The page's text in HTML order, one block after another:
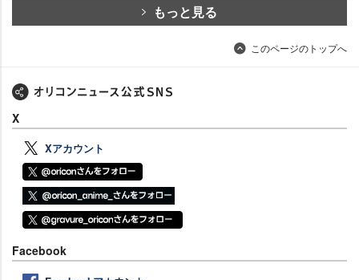
もっと見る
このページのトップへ
X
Xアカウント
Facebook